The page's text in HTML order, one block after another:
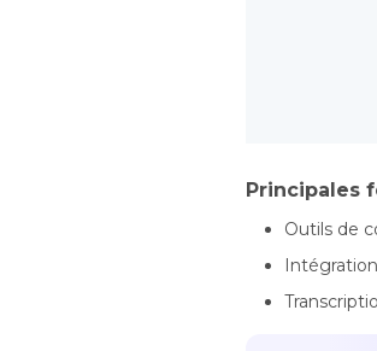
Principales
Outils de